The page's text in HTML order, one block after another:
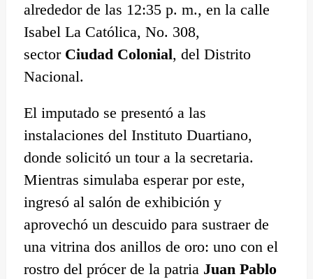
alrededor de las 12:35 p. m., en la calle
Isabel La Católica, No. 308,
sector Ciudad Colonial, del Distrito
Nacional.
El imputado se presentó a las
instalaciones del Instituto Duartiano,
donde solicitó un tour a la secretaria.
Mientras simulaba esperar por este,
ingresó al salón de exhibición y
aprovechó un descuido para sustraer de
una vitrina dos anillos de oro: uno con el
rostro del prócer de la patria Juan Pablo